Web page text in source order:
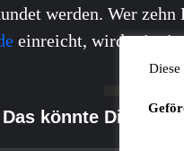
werden. Wer
einreicht, wird mit
Das könnte Dich
Diese